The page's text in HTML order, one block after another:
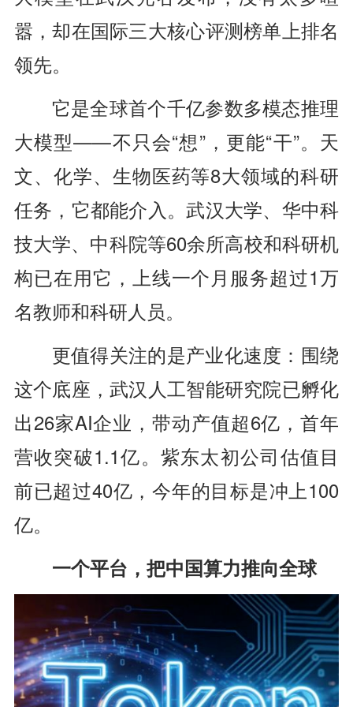
嚣，却在国际三大核心评测榜单上排名
领先。
它是全球首个千亿参数多模态推理
大模型——不只会“想”，更能“干”。天
文、化学、生物医药等8大领域的科研
任务，它都能介入。武汉大学、华中科
技大学、中科院等60余所高校和科研机
构已在用它，上线一个月服务超过1万
名教师和科研人员。
更值得关注的是产业化速度：围绕
这个底座，武汉人工智能研究院已孵化
出26家AI企业，带动产值超6亿，首年
营收突破1.1亿。紫东太初公司估值目
前已超过40亿，今年的目标是冲上100
亿。
一个平台，把中国算力推向全球